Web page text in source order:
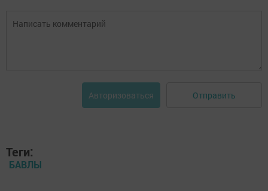
Авторизоваться Отправить
Теги:
БАВЛЫ